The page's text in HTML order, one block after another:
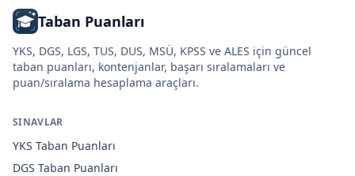
Taban Puanları
YKS, DGS, LGS, TUS, DUS, MSÜ, KPSS ve ALES için güncel
taban puanları, kontenjanlar, başarı sıralamaları ve
puan/sıralama hesaplama araçları.
SINAVLAR
YKS Taban Puanları
DGS Taban Puanları